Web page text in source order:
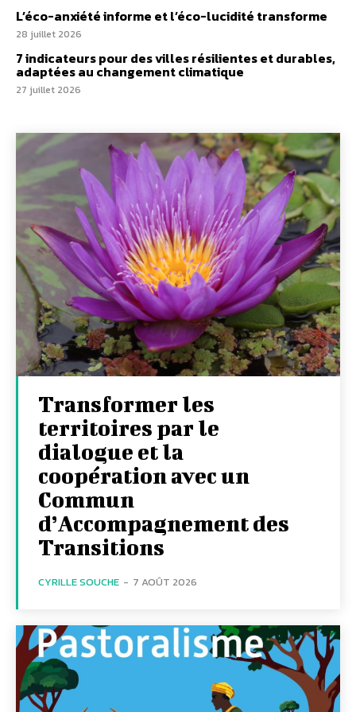
L’éco-anxiété informe et l’éco-lucidité transforme
28 juillet 2026
7 indicateurs pour des villes résilientes et durables,
adaptées au changement climatique
27 juillet 2026
Transformer les
territoires par le
dialogue et la
coopération avec un
Commun
d’Accompagnement des
Transitions
CYRILLE SOUCHE - 7 AOÛT 2026